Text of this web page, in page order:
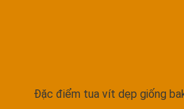
Đặc điểm tua vít dẹp giống